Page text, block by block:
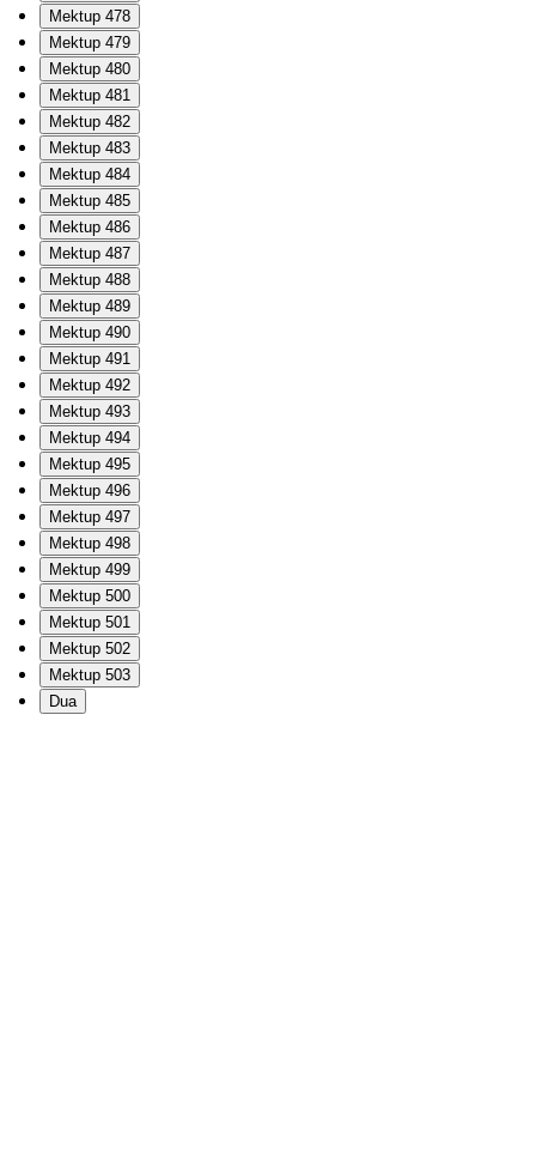
Mektup 478
Mektup 479
Mektup 480
Mektup 481
Mektup 482
Mektup 483
Mektup 484
Mektup 485
Mektup 486
Mektup 487
Mektup 488
Mektup 489
Mektup 490
Mektup 491
Mektup 492
Mektup 493
Mektup 494
Mektup 495
Mektup 496
Mektup 497
Mektup 498
Mektup 499
Mektup 500
Mektup 501
Mektup 502
Mektup 503
Dua